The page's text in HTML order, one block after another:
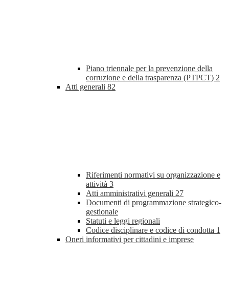
Piano triennale per la prevenzione della
corruzione e della trasparenza (PTPCT) 2
Atti generali 82
Riferimenti normativi su organizzazione e
attività 3
Atti amministrativi generali 27
Documenti di programmazione strategico-
gestionale
Statuti e leggi regionali
Codice disciplinare e codice di condotta 1
Oneri informativi per cittadini e imprese